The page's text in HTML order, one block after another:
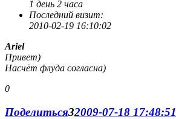
1 день 2 часа
Последний визит:
2010-02-19 16:10:02
Ariel
Привет)
Насчёт флуда согласна)
0
Поделиться32009-07-18 17:48:51